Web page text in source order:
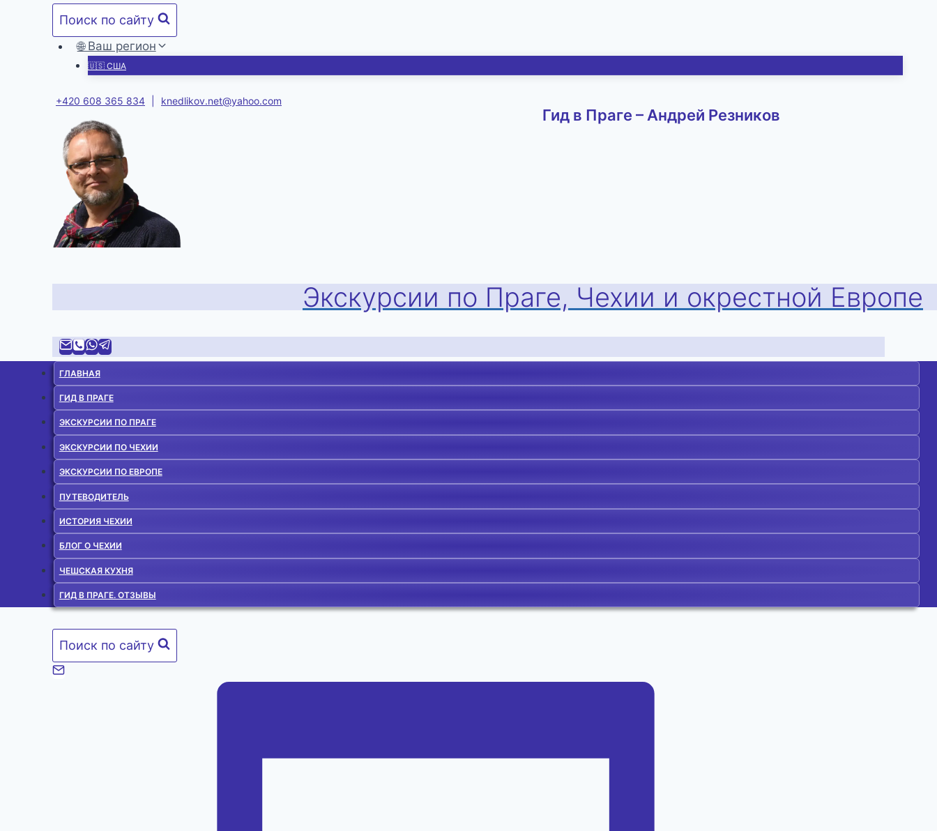
содержимому
Поиск по сайту
🌐 Ваш регион
🇺🇸 США
+420 608 365 834 knedlikov.net@yahoo.com
Гид в Праге – Андрей Резников
Экскурсии по Праге, Чехии и окрестной Европе
ГЛАВНАЯ
ГИД В ПРАГЕ
ЭКСКУРСИИ ПО ПРАГЕ
ЭКСКУРСИИ ПО ЧЕХИИ
ЭКСКУРСИИ ПО ЕВРОПЕ
ПУТЕВОДИТЕЛЬ
ИСТОРИЯ ЧЕХИИ
БЛОГ О ЧЕХИИ
ЧЕШСКАЯ КУХНЯ
ГИД В ПРАГЕ. ОТЗЫВЫ
Поиск по сайту